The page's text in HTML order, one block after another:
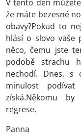
V tento den
že máte bezesné
obavy?Pokud to
hlásí o slovo vaše
něco, čemu jste
podobě strachu
nechodí. Dnes, s
minulost
získá.Někomu
regrese.
Panna